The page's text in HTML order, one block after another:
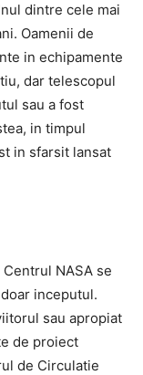
dintre cele mai
Oamenii de
in echipamente
dar telescopul
sau a fost
in timpul
in sfarsit lansat
NASA se
inceputul.
sau apropiat
de proiect
de Circulatie